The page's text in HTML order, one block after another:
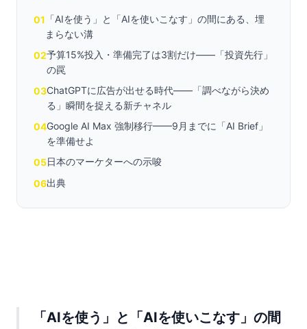
01 「AIを使う」と「AIを使いこなす」の間にある、埋
まらない溝
02予算15%投入・準備完了は3割だけ——「投資先行」
の罠
03ChatGPTに広告が出せる時代——「調べながら決め
る」瞬間を捉える新チャネル
04Google AI Max 強制移行——9月までに「AI Brief」
を準備せよ
05日本のマーケターへの示唆
06出典
「AIを使う」と「AIを使いこなす」の間